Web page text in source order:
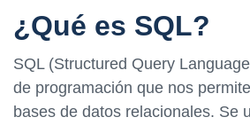
¿Qué es SQL?
SQL (Structured Query
de programación que nos
bases de datos relacionales. Se